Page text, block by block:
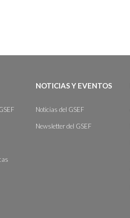
NOTICIAS Y EVENTOS
Noticias del GSEF
Newsletter del GSEF